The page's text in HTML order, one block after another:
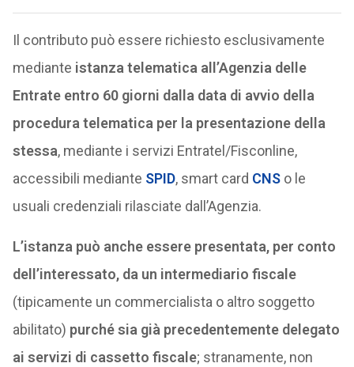
Il contributo può essere richiesto esclusivamente
mediante istanza telematica all’Agenzia delle
Entrate entro 60 giorni dalla data di avvio della
procedura telematica per la presentazione della
stessa, mediante i servizi Entratel/Fisconline,
accessibili mediante SPID, smart card CNSo le
usuali credenziali rilasciate dall’Agenzia.
L’istanza può anche essere presentata, per conto
dell’interessato, da un intermediario fiscale
(tipicamente un commercialista o altro soggetto
abilitato) purché sia già precedentemente delegato
ai servizi di cassetto fiscale; stranamente, non